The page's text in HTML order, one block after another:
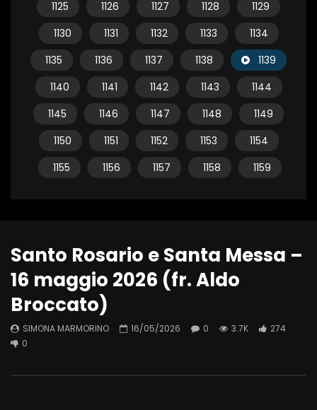
1125
1126 1127 1128
1129
1130
1131 1132 1133
1134
1135
1136 1137 1138
1139
1140
1141 1142 1143
1144
1145
1146 1147 1148
1149
1150
1151 1152 1153
1154
1155
1156 1157 1158 1159
Santo Rosario e Santa Messa –
16 maggio 2026 (fr. Aldo
Broccato)
SIMONA MARMORINO 16/05/2026 0 3.7K
274
0